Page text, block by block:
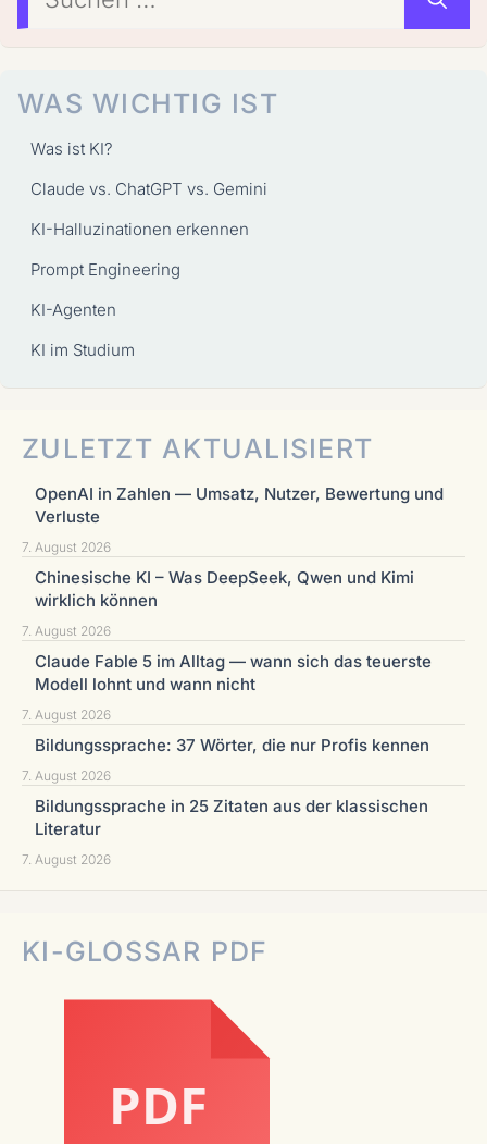
nach:
WAS WICHTIG IST
Was ist KI?
Claude vs. ChatGPT vs. Gemini
KI-Halluzinationen erkennen
Prompt Engineering
KI-Agenten
KI im Studium
ZULETZT AKTUALISIERT
OpenAI in Zahlen — Umsatz, Nutzer, Bewertung und
Verluste
7. August 2026
Chinesische KI – Was DeepSeek, Qwen und Kimi
wirklich können
7. August 2026
Claude Fable 5 im Alltag — wann sich das teuerste
Modell lohnt und wann nicht
7. August 2026
Bildungssprache: 37 Wörter, die nur Profis kennen
7. August 2026
Bildungssprache in 25 Zitaten aus der klassischen
Literatur
7. August 2026
KI-GLOSSAR PDF